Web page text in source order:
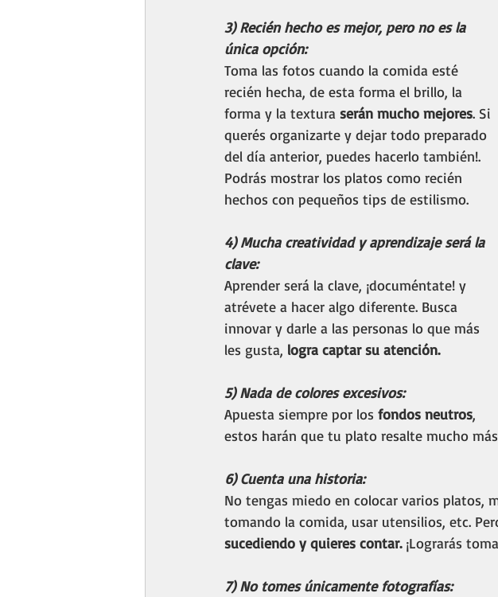
3) Recién hecho es mejor, pero no es la
única opción:
Toma las fotos cuando la comida esté
recién hecha, de esta forma el brillo, la
forma y la textura serán mucho mejores. Si
querés organizarte y dejar todo preparado
del día anterior, puedes hacerlo también!.
Podrás mostrar los platos como recién
hechos con pequeños tips de estilismo.
4) Mucha creatividad y aprendizaje será la
clave:
Aprender será la clave, ¡documéntate! y
atrévete a hacer algo diferente. Busca
innovar y darle a las personas lo que más
les gusta, logra captar su atención.
5) Nada de colores excesivos:
Apuesta siempre por los fondos neutros,
estos harán que tu plato resalte mucho
6) Cuenta una historia:
No tengas miedo en colocar varios platos,
tomando la comida, usar utensilios, etc.
sucediendo y quieres contar. ¡Lograrás
7) No tomes únicamente fotografías: